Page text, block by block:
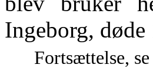
Ingeborg, døde
Fortsættelse,